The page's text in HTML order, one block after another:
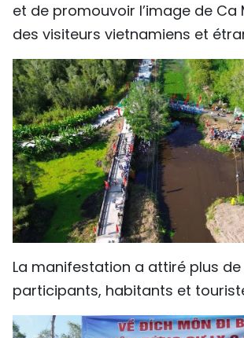
et de promouvoir l’image de Ca
des visiteurs vietnamiens et
La manifestation a attiré plus de
participants, habitants et